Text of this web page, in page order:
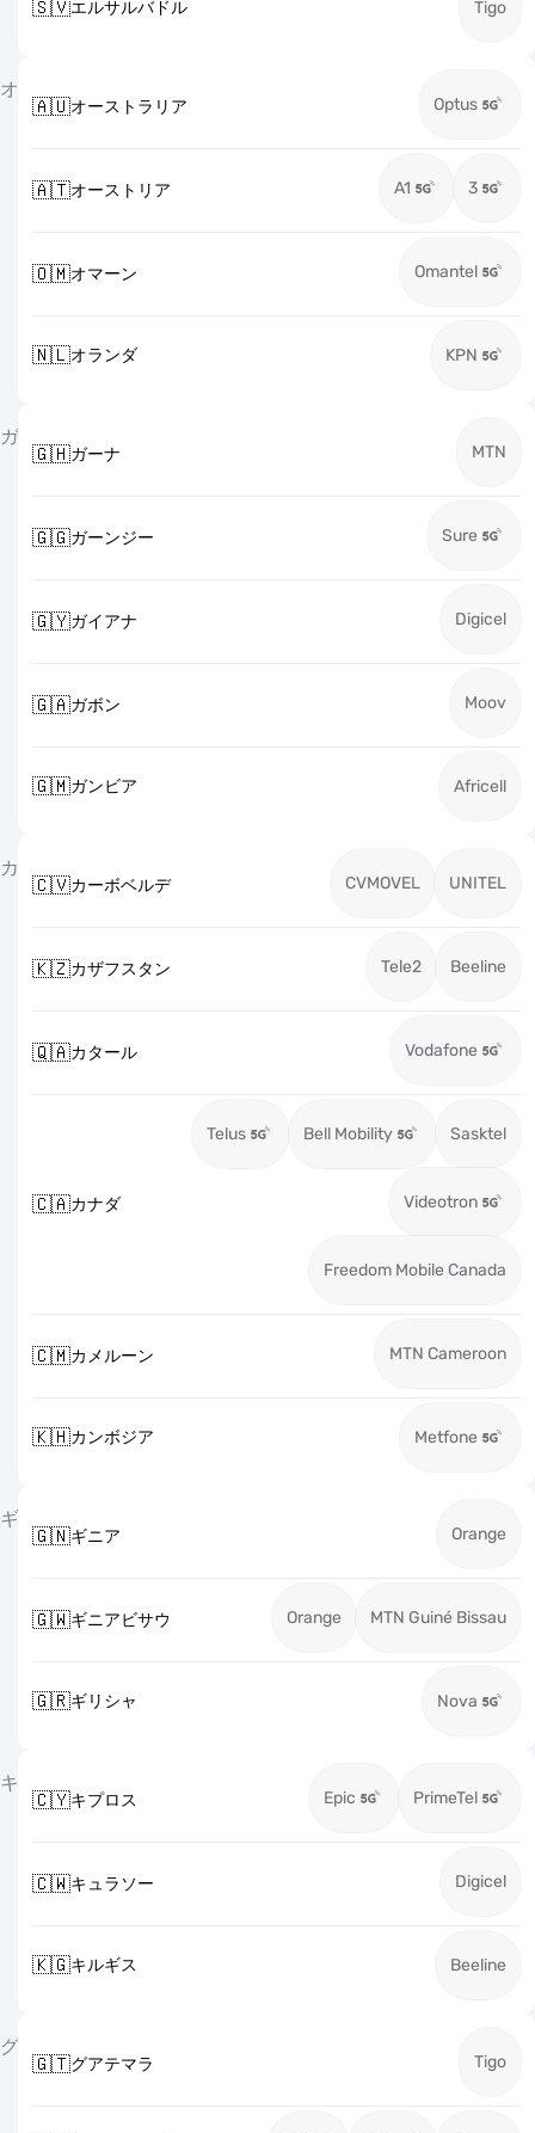
🇸🇻エルサルバドル Tigo
オ
🇦🇺オーストラリア Optus
🇦🇹オーストリア A1 3
🇴🇲オマーン Omantel
🇳🇱オランダ KPN
ガ
🇬🇭ガーナ MTN
🇬🇬ガーンジー Sure
🇬🇾ガイアナ Digicel
🇬🇦ガボン Moov
🇬🇲ガンビア Africell
カ
🇨🇻カーボベルデ CVMOVEL UNITEL
🇰🇿カザフスタン Tele2 Beeline
🇶🇦カタール Vodafone
🇨🇦カナダ
Telus Bell Mobility Sasktel
Videotron
Freedom Mobile Canada
🇨🇲カメルーン MTN Cameroon
🇰🇭カンボジア Metfone
ギ
🇬🇳ギニア Orange
🇬🇼ギニアビサウ Orange MTN Guiné Bissau
🇬🇷ギリシャ Nova
キ
🇨🇾キプロス Epic PrimeTel
🇨🇼キュラソー Digicel
🇰🇬キルギス Beeline
グ
🇬🇹グアテマラ Tigo